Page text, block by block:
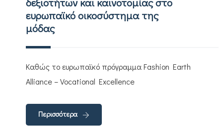
ευρωπαϊκό οικοσύστημα της
μόδας
Καθώς το ευρωπαϊκό πρόγραμμα Fashion Earth
Alliance – Vocational Excellence
Περισσότερα